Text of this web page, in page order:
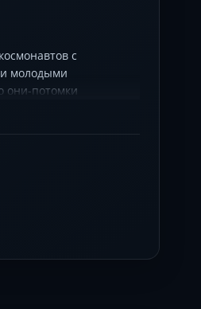
с
молодыми
они-потомки
планетой